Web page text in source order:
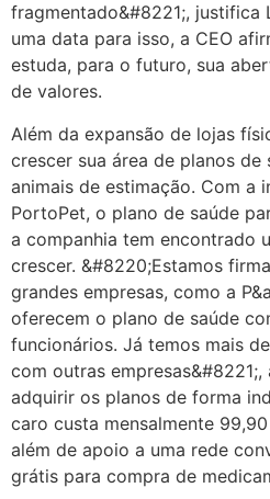
fragmentado&#8221;, justifica
uma data para isso, a CEO
estuda, para o futuro, sua
de valores.
Além da expansão de lojas
crescer sua área de planos de
animais de estimação. Com a
PortoPet, o plano de saúde
a companhia tem encontrado
crescer. &#8220;Estamos
grandes empresas, como a
oferecem o plano de saúde
funcionários. Já temos mais
com outras empresas&#8221;,
adquirir os planos de forma
caro custa mensalmente
além de apoio a uma rede
grátis para compra de